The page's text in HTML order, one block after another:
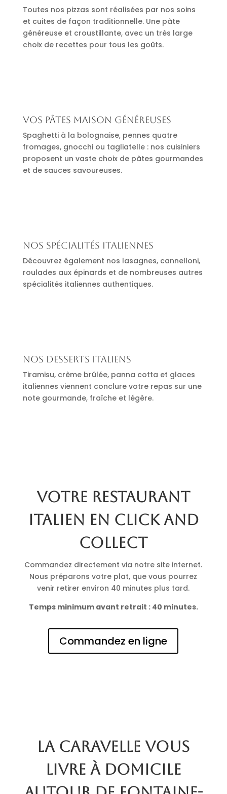
Toutes nos pizzas sont réalisées par nos soins
et cuites de façon traditionnelle. Une pâte
généreuse et croustillante, avec un très large
choix de recettes pour tous les goûts.
Vos pâtes maison généreuses
Spaghetti à la bolognaise, pennes quatre
fromages, gnocchi ou tagliatelle : nos cuisiniers
proposent un vaste choix de pâtes gourmandes
et de sauces savoureuses.
Nos spécialités italiennes
Découvrez également nos lasagnes, cannelloni,
roulades aux épinards et de nombreuses autres
spécialités italiennes authentiques.
Nos desserts italiens
Tiramisu, crème brûlée, panna cotta et glaces
italiennes viennent conclure votre repas sur une
note gourmande, fraîche et légère.
Votre restaurant
italien en click and
collect
Commandez directement via notre site internet.
Nous préparons votre plat, que vous pourrez
venir retirer environ 40 minutes plus tard.
Temps minimum avant retrait : 40 minutes.
Commandez en ligne
La Caravelle vous
livre à domicile